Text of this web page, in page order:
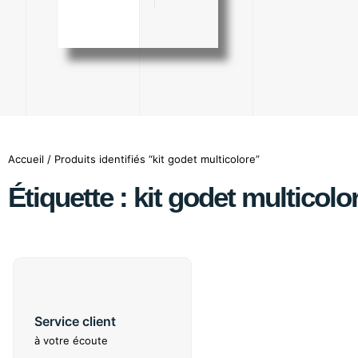
Accueil / Produits identifiés “kit godet multicolore”
Étiquette : kit godet
Service client
à votre écoute